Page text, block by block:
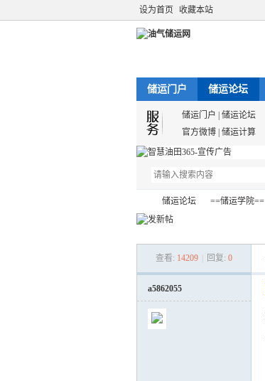
设为首页 收藏本站
储运门户 储运论坛
储运门户 储运论坛
官方微博 储运计算
储运论坛
›
==储运学院==
查看: 14209 回复: 0
a5862055